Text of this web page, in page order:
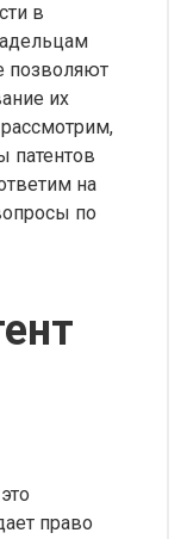
в
позволяют
их
патентов
на
по
право